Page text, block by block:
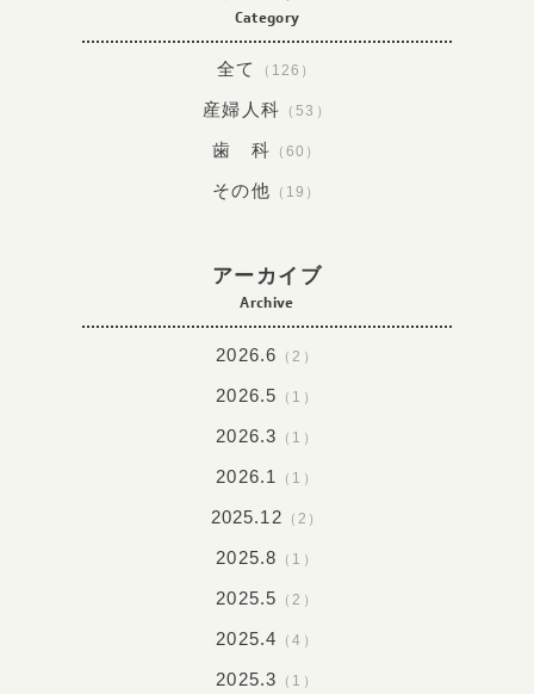
Category
全て （126）
産婦人科 （53）
歯 科 （60）
その他 （19）
アーカイブ
Archive
2026.6 （2）
2026.5 （1）
2026.3 （1）
2026.1 （1）
2025.12 （2）
2025.8 （1）
2025.5 （2）
2025.4 （4）
2025.3 （1）